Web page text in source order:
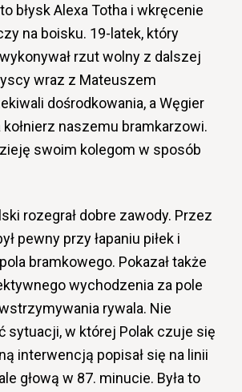
błysk Alexa Totha i wkręcenie
na boisku. 19-latek, który
rzut wolny z dalszej
wraz z Mateuszem
dośrodkowania, a Węgier
kołnierz naszemu bramkarzowi.
swoim kolegom w sposób
rozegrał dobre zawody. Przez
pewny przy łapaniu piłek i
bramkowego. Pokazał także
wychodzenia za pole
rywala. Nie
sytuacji, w której Polak czuje się
interwencją popisał się na linii
głową w 87. minucie. Była to